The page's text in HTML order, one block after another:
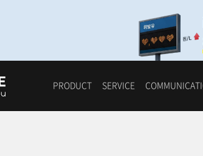
PRODUCT SERVICE